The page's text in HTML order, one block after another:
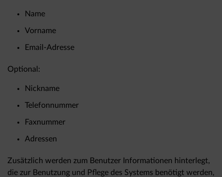
Name
Vorname
Email-Adresse
Optional:
Nickname
Telefonnummer
Faxnummer
Adressen
Zusätzlich werden zum Benutzer Informationen hinterlegt,
die zur Benutzung und Pflege des Systems benötigt werden,